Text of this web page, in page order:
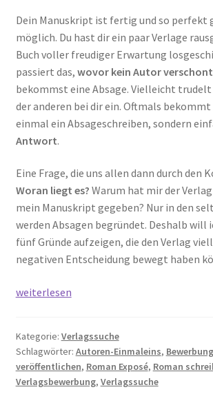
Dein Manuskript ist fertig und so perfekt
möglich. Du hast dir ein paar Verlage
Buch voller freudiger Erwartung
passiert das, wovor kein Autor
bekommst eine Absage. Vielleicht trudelt
der anderen bei dir ein. Oftmals
einmal ein Absageschreiben, sondern
Antwort.
Eine Frage, die uns allen dann durch den
Woran liegt es? Warum hat mir der
mein Manuskript gegeben? Nur in den
werden Absagen begründet. Deshalb will
fünf Gründe aufzeigen, die den Verlag
negativen Entscheidung bewegt haben
Absagen:
warum
Verlag
weiterlesen
Kategorie: Verlagssuche
Schlagwörter: Autoren-Einmaleins, Bewerbung
veröffentlichen, Roman Exposé, Roman
Verlagsbewerbung, Verlagssuche